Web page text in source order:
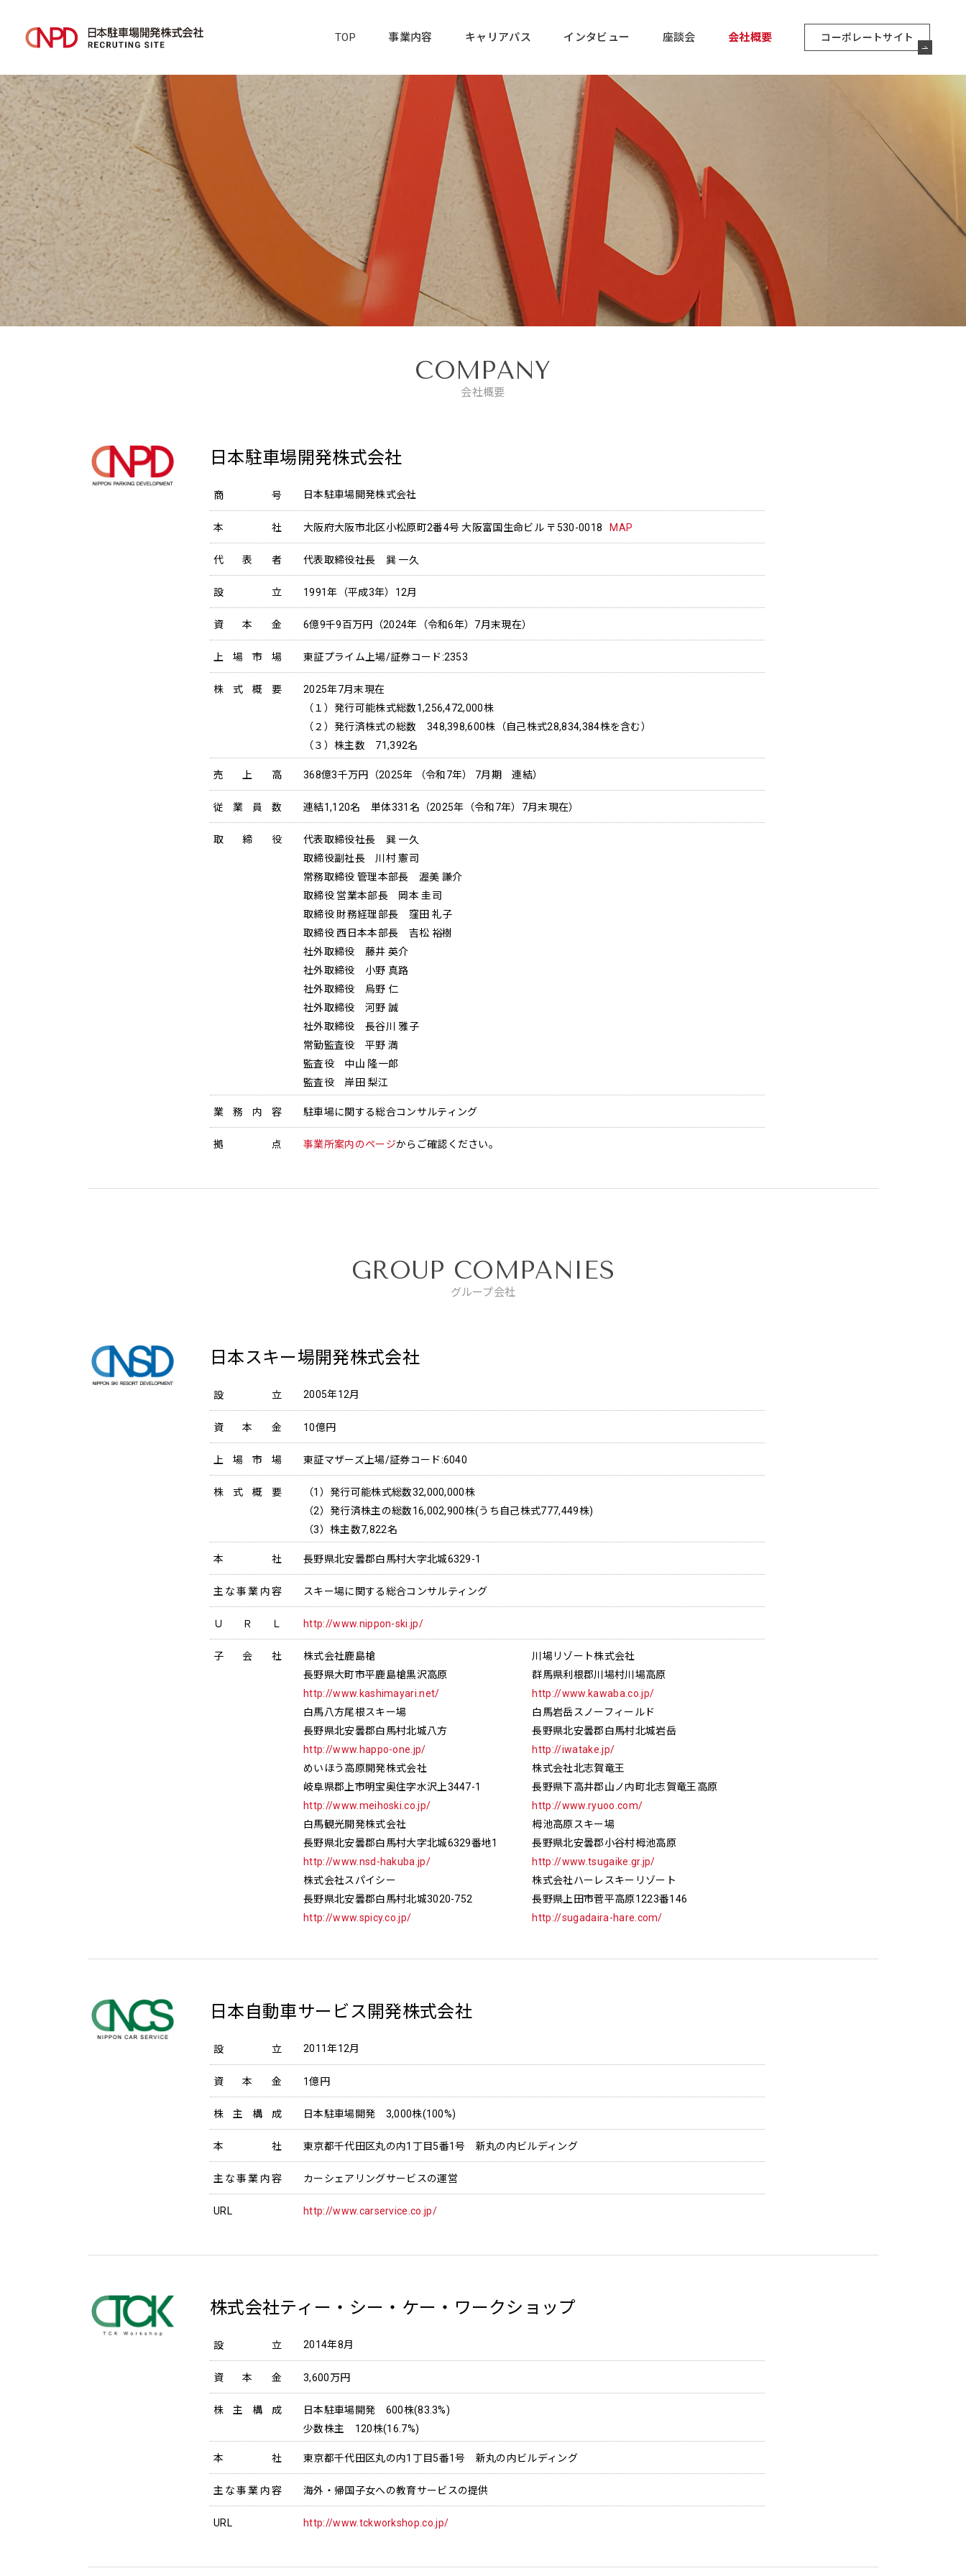
TOP 事業内容 キャリアパス インタビュー 座談会 会社概要 コーポレートサイト
COMPANY
会社概要
日本駐車場開発株式会社
商号 日本駐車場開発株式会社
本社 大阪府大阪市北区小松原町2番4号 大阪富国生命ビル 〒530-0018 MAP
代表者 代表取締役社長 巽 一久
設立 1991年（平成3年）12月
資本金 6億9千9百万円（2024年（令和6年）7月末現在）
上場市場 東証プライム上場/証券コード:2353
株式概要
2025年7月末現在
（１）発行可能株式総数1,256,472,000株
（２）発行済株式の総数 348,398,600株（自己株式28,834,384株を含む）
（３）株主数 71,392名
売上高 368億3千万円（2025年 （令和7年） 7月期 連結）
従業員数 連結1,120名 単体331名（2025年（令和7年）7月末現在）
取締役
代表取締役社長 巽 一久
取締役副社長 川村 憲司
常務取締役 管理本部長 渥美 謙介
取締役 営業本部長 岡本 圭司
取締役 財務経理部長 窪田 礼子
取締役 西日本本部長 吉松 裕樹
社外取締役 藤井 英介
社外取締役 小野 真路
社外取締役 烏野 仁
社外取締役 河野 誠
社外取締役 長谷川 雅子
常勤監査役 平野 満
監査役 中山 隆一郎
監査役 岸田 梨江
業務内容 駐車場に関する総合コンサルティング
拠点 事業所案内のページからご確認ください。
GROUP COMPANIES
グループ会社
日本スキー場開発株式会社
設立 2005年12月
資本金 10億円
上場市場 東証マザーズ上場/証券コード:6040
株式概要
（1）発行可能株式総数32,000,000株
（2）発行済株主の総数16,002,900株(うち自己株式777,449株)
（3）株主数7,822名
本社 長野県北安曇郡白馬村大字北城6329-1
主な事業内容 スキー場に関する総合コンサルティング
ＵＲＬ http://www.nippon-ski.jp/
子会社
株式会社鹿島槍
長野県大町市平鹿島槍黒沢高原
http://www.kashimayari.net/
川場リゾート株式会社
群馬県利根郡川場村川場高原
http://www.kawaba.co.jp/
白馬八方尾根スキー場
長野県北安曇郡白馬村北城八方
http://www.happo-one.jp/
白馬岩岳スノーフィールド
長野県北安曇郡白馬村北城岩岳
http://iwatake.jp/
めいほう高原開発株式会社
岐阜県郡上市明宝奥住字水沢上3447-1
http://www.meihoski.co.jp/
株式会社北志賀竜王
長野県下高井郡山ノ内町北志賀竜王高原
http://www.ryuoo.com/
白馬観光開発株式会社
長野県北安曇郡白馬村大字北城6329番地1
http://www.nsd-hakuba.jp/
栂池高原スキー場
長野県北安曇郡小谷村栂池高原
http://www.tsugaike.gr.jp/
株式会社スパイシー
長野県北安曇郡白馬村北城3020-752
http://www.spicy.co.jp/
株式会社ハーレスキーリゾート
長野県上田市菅平高原1223番146
http://sugadaira-hare.com/
日本自動車サービス開発株式会社
設立 2011年12月
資本金 1億円
株主構成 日本駐車場開発 3,000株(100%)
本社 東京都千代田区丸の内1丁目5番1号 新丸の内ビルディング
主な事業内容 カーシェアリングサービスの運営
URL http://www.carservice.co.jp/
株式会社ティー・シー・ケー・ワークショップ
設立 2014年8月
資本金 3,600万円
株主構成
日本駐車場開発 600株(83.3%)
少数株主 120株(16.7%)
本社 東京都千代田区丸の内1丁目5番1号 新丸の内ビルディング
主な事業内容 海外・帰国子女への教育サービスの提供
URL http://www.tckworkshop.co.jp/